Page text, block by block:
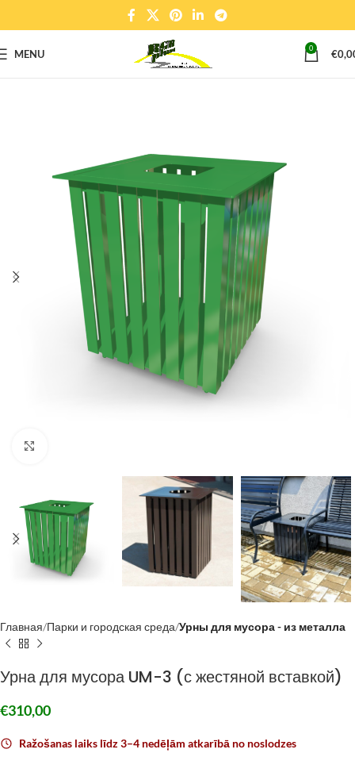
MENU 0 €
Главная Парки и городская среда Урны для мусора - из металла
Урна для мусора UM-3 (с жестяной вставкой)
€310,00
Ražošanas laiks līdz 3–4 nedēļām atkarībā no noslodzes